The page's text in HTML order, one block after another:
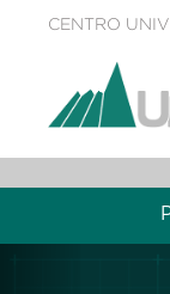
CENTRO